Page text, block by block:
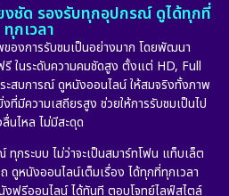
(101)
(17)
(10)
(256)
ชัด รองรับทุกอุปกรณ์ ดูได้ทุกที่
ทุกเวลา
องการรับชมเป็นอย่างมาก โดยพัฒนา
ในระดับความคมชัดสูง ตั้งแต่ HD, Full
ะสบการณ์ ดูหนังออนไลน์ ให้สมจริงทั้งภาพ
มีความเสถียรสูง ช่วยให้การรับชมเป็นไป
นไหล ไม่มีสะดุด
กระบบ ไม่ว่าจะเป็นสมาร์ทโฟน แท็บเล็ต
ดูหนังออนไลน์เต็มเรื่อง ได้ทุกที่ทุกเวลา
งฟรีออนไลน์ ได้ทันที ตอบโจทย์ไลฟ์สไตล์